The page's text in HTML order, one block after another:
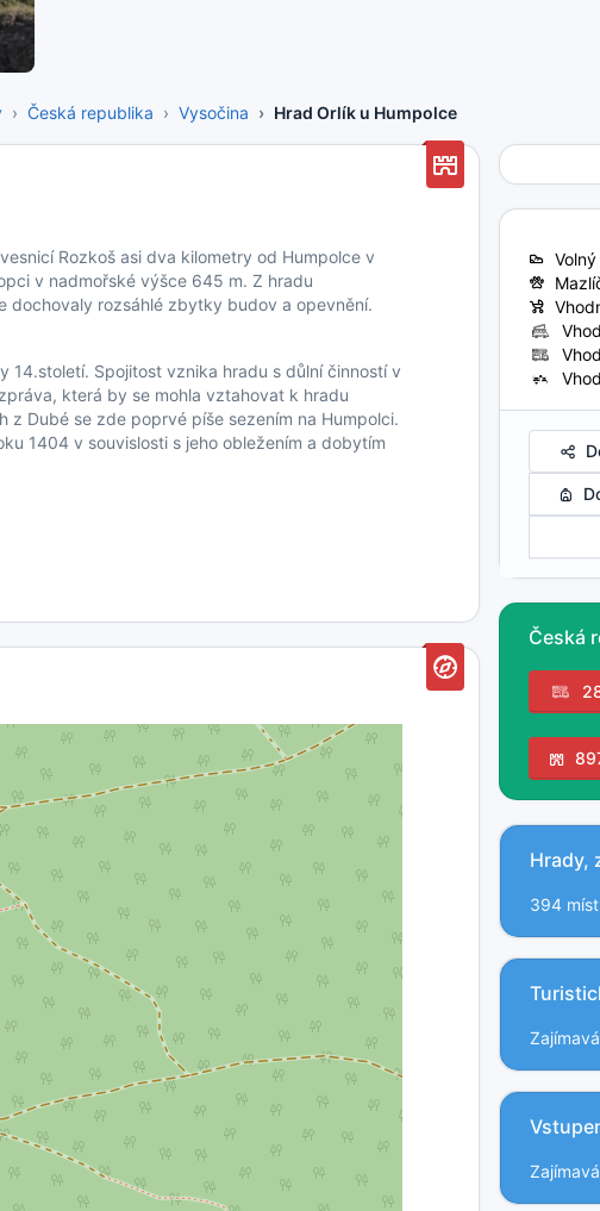
Česká republika Vysočina Hrad Orlík u Humpolce
Rozkoš asi dva kilometry od Humpolce v
v nadmořské výšce 645 m. Z hradu
dochovaly rozsáhlé zbytky budov a opevnění.
14.století. Spojitost vznika hradu s důlní činností v
která by se mohla vztahovat k hradu
Dubé se zde poprvé píše sezením na Humpolci.
1404 v souvislosti s jeho obležením a dobytím
Česká
Hrady,
394 míst